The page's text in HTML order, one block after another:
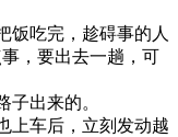
饭吃完，趁碍事的人
，要出去一趟，可
出来的。
上车后，立刻发动越